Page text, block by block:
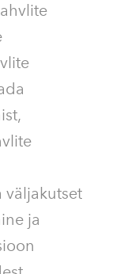
väljakutset
ja